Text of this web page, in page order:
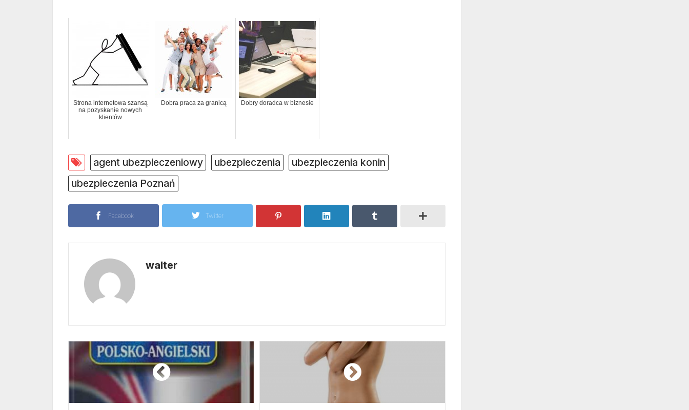
Strona internetowa szansą
na pozyskanie nowych
klientów
Dobra praca za granicą Dobry doradca w biznesie
agent ubezpieczeniowy ubezpieczenia
ubezpieczenia konin
ubezpieczenia Poznań
Facebook Twitter
walter